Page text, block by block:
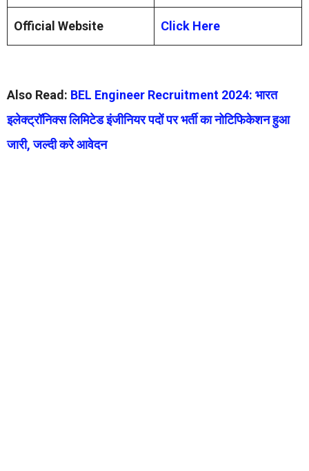
Official Website Click Here
Also Read: BEL Engineer Recruitment 2024: भारत
इलेक्ट्रॉनिक्स लिमिटेड इंजीनियर पदों पर भर्ती का नोटिफिकेशन हुआ
जारी, जल्दी करे आवेदन